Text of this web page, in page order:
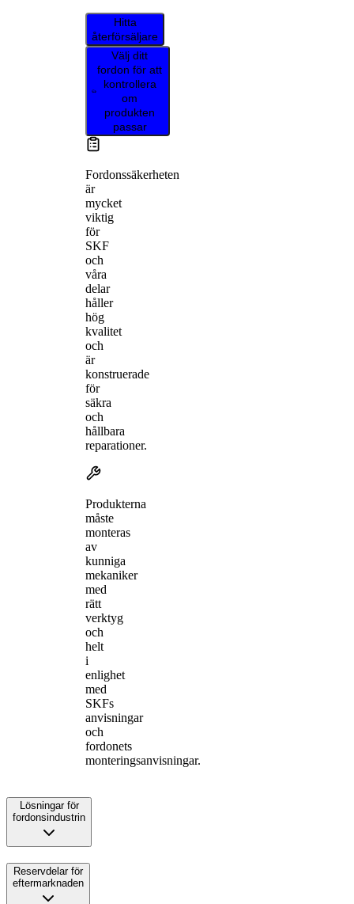
Hitta
återförsäljare
Välj ditt
fordon för att
kontrollera
om
produkten
passar
Fordonssäkerheten
är
mycket
viktig
för
SKF
och
våra
delar
håller
hög
kvalitet
och
är
konstruerade
för
säkra
och
hållbara
reparationer.
Produkterna
måste
monteras
av
kunniga
mekaniker
med
rätt
verktyg
och
helt
i
enlighet
med
SKFs
anvisningar
och
fordonets
monteringsanvisningar.
Lösningar för
fordonsindustrin
Reservdelar för
eftermarknaden